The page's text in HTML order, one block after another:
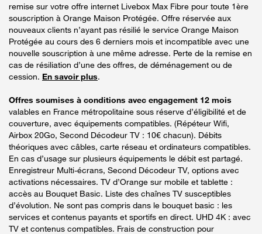
remise sur votre offre internet Livebox Max Fibre pour toute 1ère
souscription à Orange Maison Protégée. Offre réservée aux
nouveaux clients n’ayant pas résilié le service Orange Maison
Protégée au cours des 6 derniers mois et incompatible avec une
nouvelle souscription à une même adresse. Perte de la remise en
cas de résiliation d’une des offres, de déménagement ou de
cession. En savoir plus.
Offres soumises à conditions avec engagement 12 mois
valables en France métropolitaine sous réserve d’éligibilité et de
couverture, avec équipements compatibles. (Répéteur Wifi,
Airbox 20Go, Second Décodeur TV : 10€ chacun). Débits
théoriques avec câbles, carte réseau et ordinateurs compatibles.
En cas d’usage sur plusieurs équipements le débit est partagé.
Enregistreur Multi-écrans, Second Décodeur TV, options avec
activations nécessaires. TV d’Orange sur mobile et tablette :
accès au Bouquet Basic. Liste des chaînes TV susceptibles
d’évolution. Ne sont pas compris dans le bouquet basic : les
services et contenus payants et sportifs en direct. UHD 4K : avec
TV et contenus compatibles. Frais de construction pour